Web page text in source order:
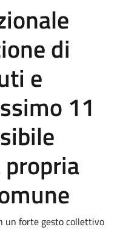
di
e
11
un forte gesto collettivo